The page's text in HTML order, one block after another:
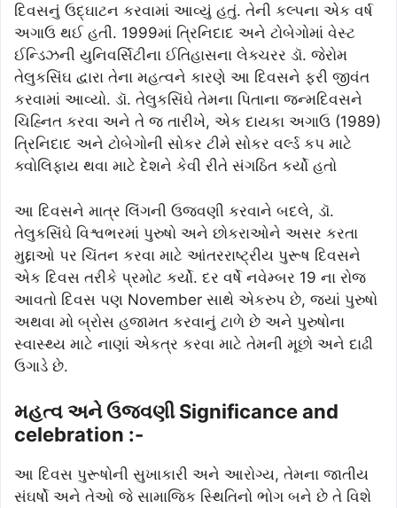
દિવસનું ઉદ્ઘાટન કરવામાં આવ્યું હતું. તેની કલ્પના એક વર્ષ
અગાઉ થઈ હતી. 1999માં ત્રિનિદાદ અને ટોબેગોમાં વેસ્ટ
ઈન્ડિઝની યુનિવર્સિટીના ઈતિહાસના લેક્ચરર ડૉ. જેરોમ
તેલુકસિંઘ દ્વારા તેના મહત્વને કારણે આ દિવસને ફરી જીવંત
કરવામાં આવ્યો. ડૉ. તેલુકસિંઘે તેમના પિતાના જન્મદિવસને
ચિહ્નિત કરવા અને તે જ તારીખે, એક દાયકા અગાઉ (1989)
ત્રિનિદાદ અને ટોબેગોની સોકર ટીમે સોકર વર્લ્ડ કપ માટે
ક્વોલિફાય થવા માટે દેશને કેવી રીતે સંગઠિત કર્યો હતો
આ દિવસને માત્ર લિંગની ઉજવણી કરવાને બદલે, ડૉ.
તેલુકસિંઘે વિશ્વભરમાં પુરુષો અને છોકરાઓને અસર કરતા
મુદ્દાઓ પર ચિંતન કરવા માટે આંતરરાષ્ટ્રીય પુરૂષ દિવસને
એક દિવસ તરીકે પ્રમોટ કર્યો. દર વર્ષે નવેમ્બર 19 ના રોજ
આવતો દિવસ પણ November સાથે એકરુપ છે, જ્યાં પુરુષો
અથવા મો બ્રોસ હજામત કરવાનું ટાળે છે અને પુરુષોના
સ્વાસ્થ્ય માટે નાણાં એકત્ર કરવા માટે તેમની મૂછો અને દાઢી
ઉગાડે છે.
મહત્વ અને ઉજવણી Significance and
celebration :-
આ દિવસ પુરૂષોની સુખાકારી અને આરોગ્ય, તેમના જાતીય
સંઘર્ષો અને તેઓ જે સામાજિક સ્થિતિનો ભોગ બને છે તે વિશે